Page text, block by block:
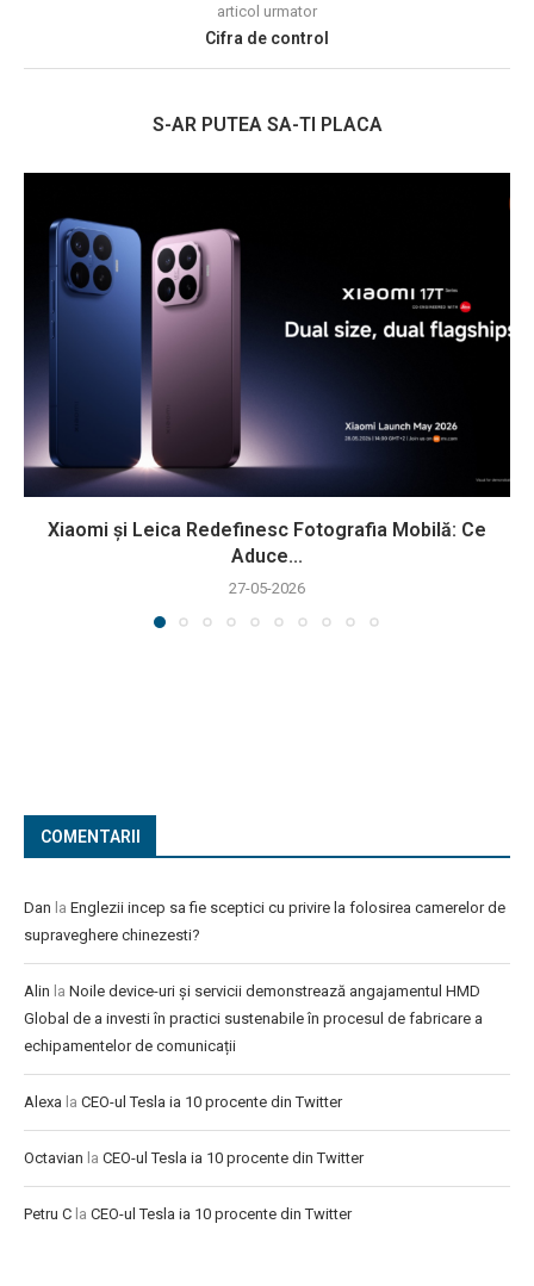
articol urmator
Cifra de control
S-AR PUTEA SA-TI PLACA
Xiaomi și Leica Redefinesc Fotografia Mobilă: Ce
Aduce...
27-05-2026
COMENTARII
Dan la Englezii incep sa fie sceptici cu privire la folosirea camerelor de
supraveghere chinezesti?
Alin la Noile device-uri și servicii demonstrează angajamentul HMD
Global de a investi în practici sustenabile în procesul de fabricare a
echipamentelor de comunicații
Alexa la CEO-ul Tesla ia 10 procente din Twitter
Octavian la CEO-ul Tesla ia 10 procente din Twitter
Petru C la CEO-ul Tesla ia 10 procente din Twitter